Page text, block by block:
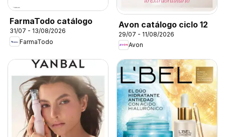
FarmaTodo catálogo
31/07 - 13/08/2026
FarmaTodo
Avon catálogo ciclo 12
29/07 - 11/08/2026
Avon